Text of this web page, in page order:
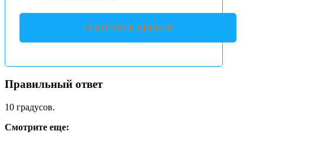
ПОЛУЧИТЬ ДЕНЬГИ
Правильный ответ
10 градусов.
Смотрите еще: